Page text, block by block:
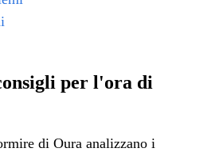
per l'ora di
di Oura analizzano i